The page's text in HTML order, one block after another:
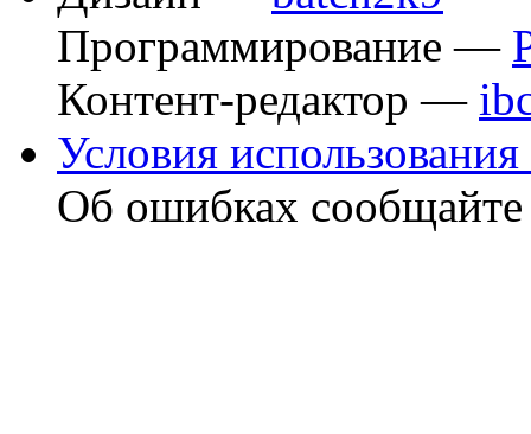
Программирование —
Контент-редактор —
Условия использования
Об ошибках